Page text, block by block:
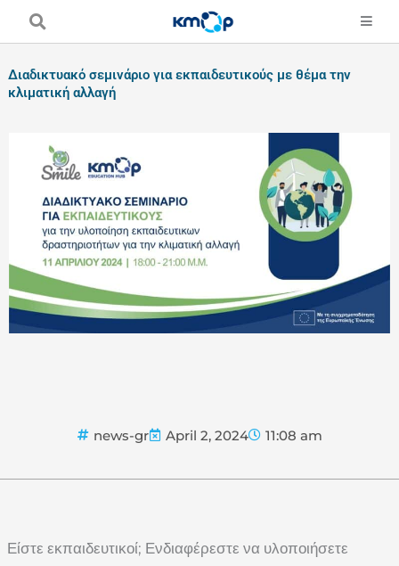
Διαδικτυακό σεμινάριο για εκπαιδευτικούς με θέμα την
κλιματική αλλαγή
news-gr April 2, 2024 11:08 am
Είστε εκπαιδευτικοί; Ενδιαφέρεστε να υλοποιήσετε